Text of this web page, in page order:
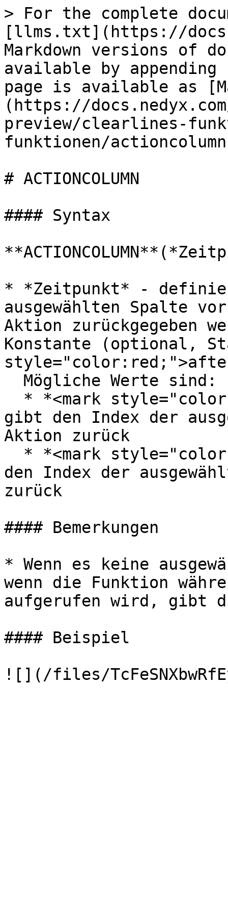
> For the complete
[llms.txt](https://
Markdown versions of
available by
page is available as
(https://
preview/clearlines-
funktionen/
# ACTIONCOLUMN
#### Syntax
* *Zeitpunkt* -
ausgewählten Spalte
Aktion zurückgegeben
Konstante (optional,
gibt den Index der
Aktion zurück
den Index der
zurück
#### Bemerkungen
* Wenn es keine
wenn die Funktion
aufgerufen wird, gibt
#### Beispiel